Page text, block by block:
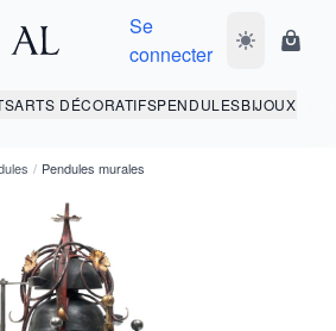
Se
connecter
Basculer le
ARTS DÉCORATIFSPENDULESBIJOUX
/ Pendules murales